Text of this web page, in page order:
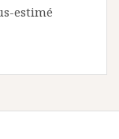
estimé